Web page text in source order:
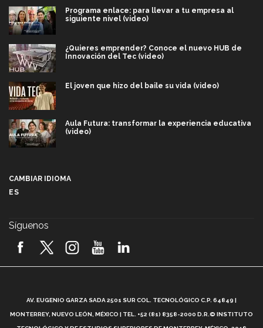
Programa enlace: para llevar a tu empresa al
siguiente nivel (video)
¿Quieres emprender? Conoce el nuevo HUB de
Innovación del Tec (video)
El joven que hizo del baile su vida (video)
Aula Futura: transformar la experiencia educativa
(video)
2026! (video)
¿Cómo es el Modelo Educativo Tec? (video)
CAMBIAR IDIOMA
ES
Síguenos
AV. EUGENIO GARZA SADA 2501 SUR COL. TECNOLÓGICO C.P. 64849 |
MONTERREY, NUEVO LEÓN, MÉXICO | TEL. +52 (81) 8358-2000 D.R.© INSTITUTO